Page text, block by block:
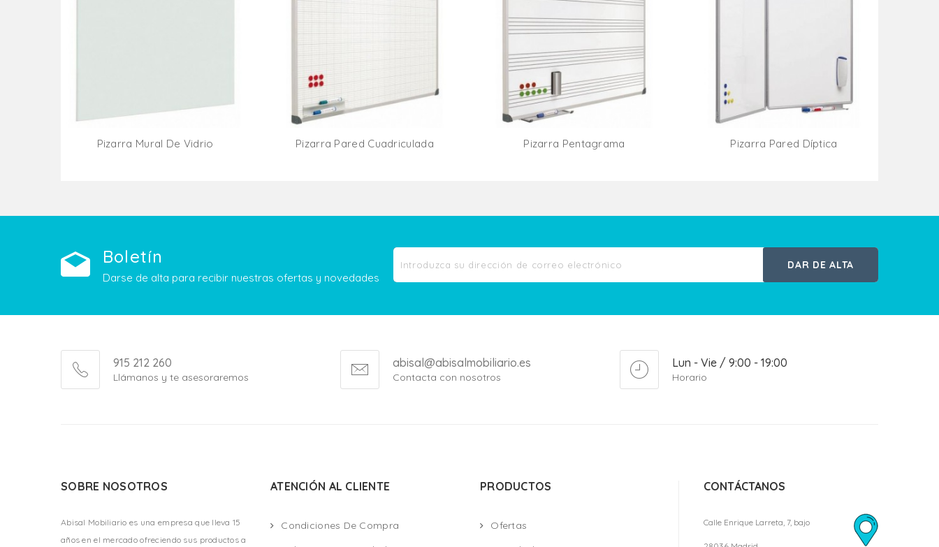
Pizarra Mural De Vidrio
Pizarra Pared Cuadriculada
Pizarra Pentagrama
Pizarra Pared Díptica
Boletín
Darse de alta para recibir nuestras ofertas y novedades
DAR DE ALTA
915 212 260
Llámanos y te asesoraremos
abisal@abisalmobiliario.es
Contacta con nosotros
Lun - Vie / 9:00 - 19:00
Horario
SOBRE NOSOTROS
Abisal Mobiliario es una empresa que lleva 15
años en el mercado ofreciendo sus productos a
ATENCIÓN AL CLIENTE
Condiciones De Compra
PRODUCTOS
Ofertas
CONTÁCTANOS
Calle Enrique Larreta, 7, bajo